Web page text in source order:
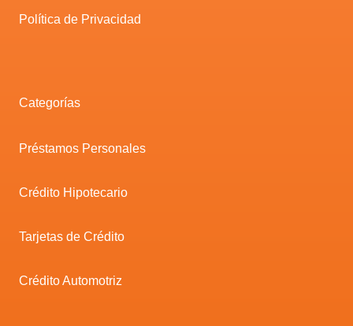
Política de Privacidad
Categorías
Préstamos Personales
Crédito Hipotecario
Tarjetas de Crédito
Crédito Automotriz